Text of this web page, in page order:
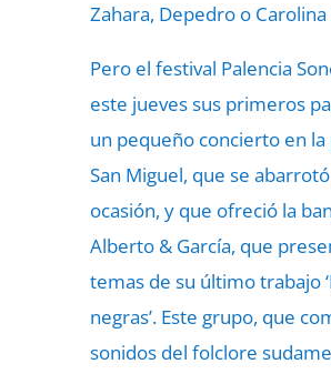
Zahara, Depedro o
Pero el festival Palencia
este jueves sus primeros
un pequeño concierto en la
San Miguel, que se
ocasión, y que ofreció la
Alberto & García, que
temas de su último trabajo
negras’. Este grupo, que
sonidos del folclore